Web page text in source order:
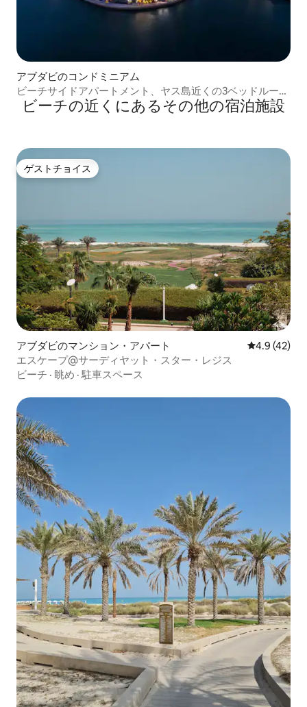
アブダビのコンドミニアム
ビーチサイドアパートメント、ヤス島近くの3ベッドルーム
のオアシス
ビーチの近くにあるその他の宿泊施設
ゲストチョイス
ゲストチョイス
アブダビのマンション・アパート レビュー42
4.9 (42)
エスケープ@サーディヤット・スター・レジス
ビーチ · 眺め · 駐車スペース